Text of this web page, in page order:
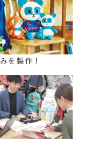
を製作！